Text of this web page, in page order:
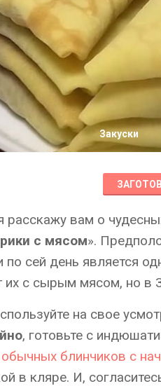
Закуски
расскажу вам о
с мясом».
по сей день является
их с сырым мясом, но в
на свое
, готовьте с
обычных блинчиков с
в кляре. И,